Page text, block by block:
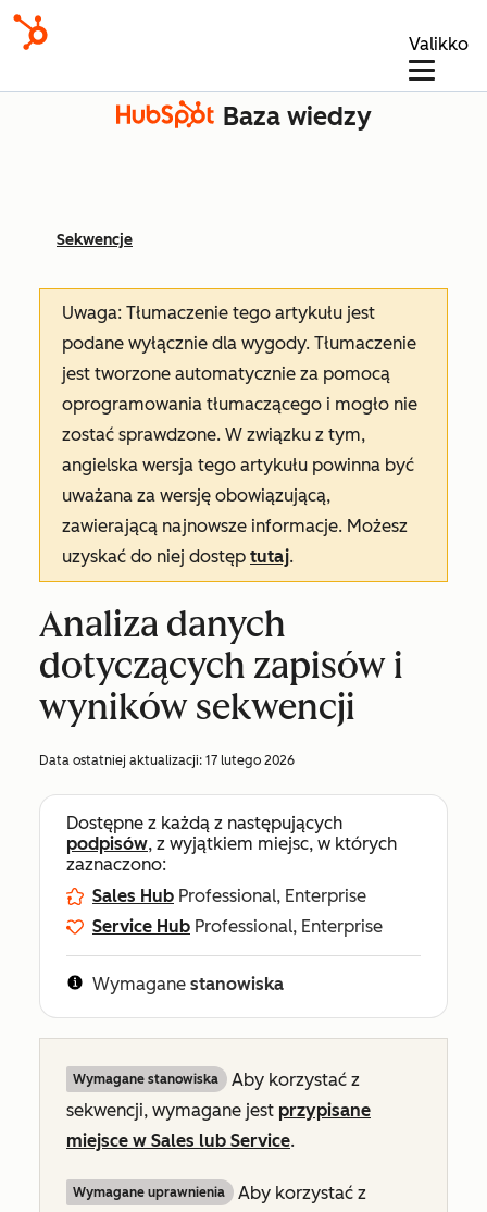
Valikko
Baza wiedzy
Sekwencje
Uwaga: Tłumaczenie tego artykułu jest
podane wyłącznie dla wygody. Tłumaczenie
jest tworzone automatycznie za pomocą
oprogramowania tłumaczącego i mogło nie
zostać sprawdzone. W związku z tym,
angielska wersja tego artykułu powinna być
uważana za wersję obowiązującą,
zawierającą najnowsze informacje. Możesz
uzyskać do niej dostęp tutaj.
Analiza danych
dotyczących zapisów i
wyników sekwencji
Data ostatniej aktualizacji: 17 lutego 2026
Dostępne z każdą z następujących
podpisów, z wyjątkiem miejsc, w których
zaznaczono:
Sales Hub Professional, Enterprise
Service Hub Professional, Enterprise
Wymagane stanowiska
Wymagane stanowiska
Aby korzystać z
sekwencji, wymagane jest przypisane
miejsce w Sales lub Service.
Wymagane uprawnienia
Aby korzystać z